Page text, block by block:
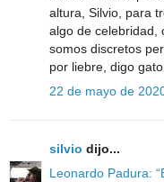
altura, Silvio, para
algo de celebridad,
somos discretos
por liebre, digo gato.
22 de mayo de
silvio dijo...
Leonardo Padura: